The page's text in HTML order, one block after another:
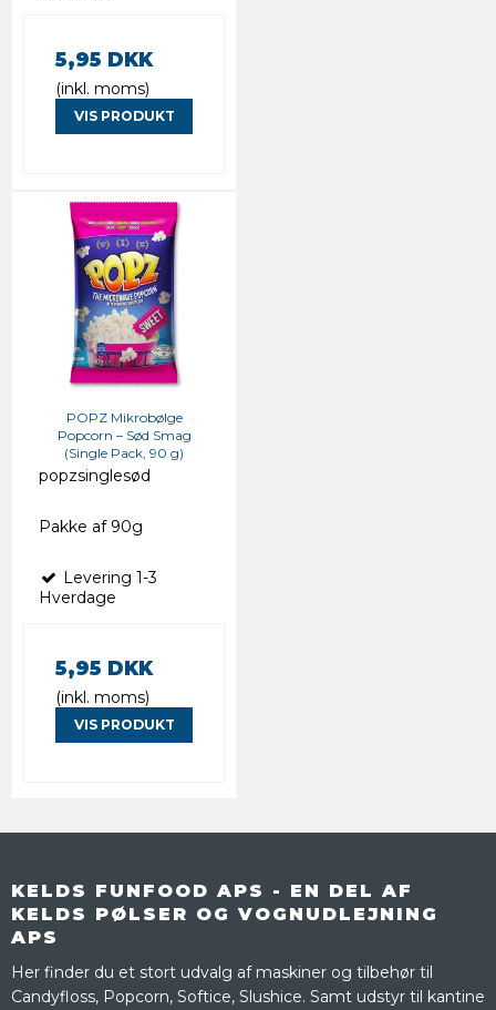
5,95 DKK
(inkl. moms)
VIS PRODUKT
POPZ Mikrobølge
Popcorn – Sød Smag
(Single Pack, 90 g)
popzsinglesød
Pakke af 90g
Levering 1-3
Hverdage
5,95 DKK
(inkl. moms)
VIS PRODUKT
KELDS FUNFOOD APS - EN DEL AF
KELDS PØLSER OG VOGNUDLEJNING
APS
Her finder du et stort udvalg af maskiner og tilbehør til
Candyfloss, Popcorn, Softice, Slushice. Samt udstyr til kantine